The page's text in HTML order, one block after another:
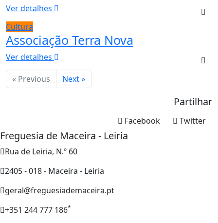
Ver detalhes
Cultura
Associação Terra Nova
Ver detalhes
« Previous Next »
Partilhar
Twitter
Facebook
Freguesia de Maceira - Leiria
Rua de Leiria, N.º 60
2405 - 018 - Maceira - Leiria
geral@freguesiademaceira.pt
+351 244 777 186*